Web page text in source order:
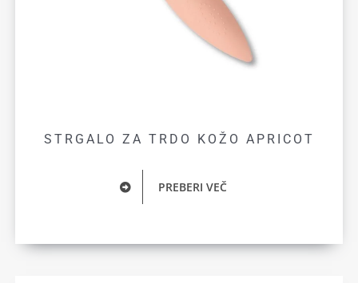
STRGALO ZA TRDO KOŽO APRICOT
PREBERI VEČ